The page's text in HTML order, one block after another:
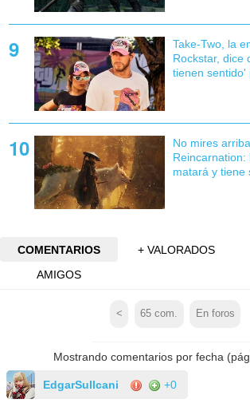
Take-Two, la
Rockstar, dice
tienen sentido'
No mires
matará y tiene
COMENTARIOS
+ VALORADOS
AMIGOS
< 65 com. En foros
Mostrando comentarios por fecha
EdgarSullcani +0